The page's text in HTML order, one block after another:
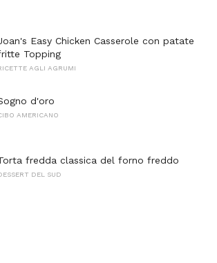
Easy Chicken Casserole con patate
Topping
AGLI AGRUMI
d'oro
AMERICANO
fredda classica del forno freddo
DEL SUD